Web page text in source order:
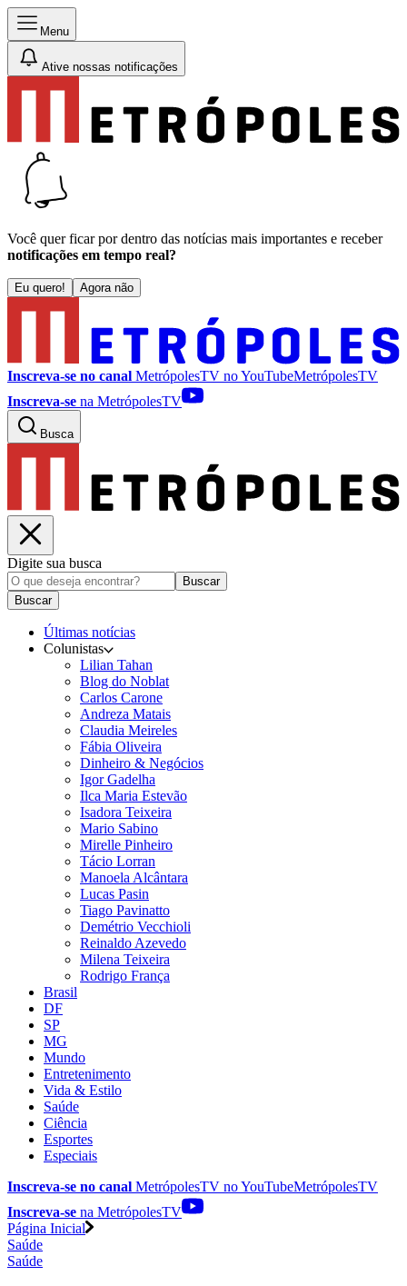
Menu
Ative nossas notificações
Você quer ficar por dentro das notícias mais importantes e receber
notificações em tempo real?
Eu quero! Agora não
Inscreva-se no canal MetrópolesTV noYouTubeMetrópolesTV
Inscreva-se na MetrópolesTV
Busca
Digite sua busca
Buscar
Buscar
Últimas notícias
Colunistas
Lilian Tahan
Blog do Noblat
Carlos Carone
Andreza Matais
Claudia Meireles
Fábia Oliveira
Dinheiro & Negócios
Igor Gadelha
Ilca Maria Estevão
Isadora Teixeira
Mario Sabino
Mirelle Pinheiro
Tácio Lorran
Manoela Alcântara
Lucas Pasin
Tiago Pavinatto
Demétrio Vecchioli
Reinaldo Azevedo
Milena Teixeira
Rodrigo França
Brasil
DF
SP
MG
Mundo
Entretenimento
Vida & Estilo
Saúde
Ciência
Esportes
Especiais
Inscreva-se no canal MetrópolesTV noYouTubeMetrópolesTV
Inscreva-se na MetrópolesTV
Página Inicial
Saúde
Saúde